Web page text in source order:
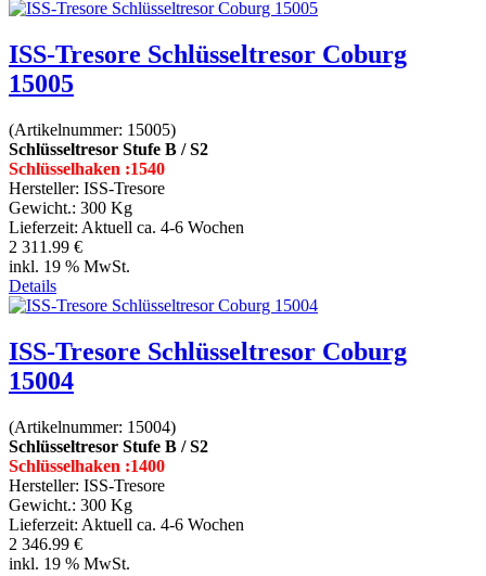
ISS-Tresore Schlüsseltresor Coburg
15005
(Artikelnummer: 15005)
Schlüsseltresor Stufe B / S2
Schlüsselhaken :1540
Hersteller: ISS-Tresore
Gewicht.: 300 Kg
Lieferzeit: Aktuell ca. 4-6 Wochen
2 311.99 €
inkl. 19 % MwSt.
Details
ISS-Tresore Schlüsseltresor Coburg
15004
(Artikelnummer: 15004)
Schlüsseltresor Stufe B / S2
Schlüsselhaken :1400
Hersteller: ISS-Tresore
Gewicht.: 300 Kg
Lieferzeit: Aktuell ca. 4-6 Wochen
2 346.99 €
inkl. 19 % MwSt.